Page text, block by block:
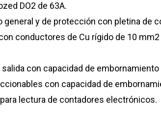
DO2 de 63A.
general y de protección con pletina de
conductores de Cu rígido de 10
salida con capacidad de
con capacidad de
lectura de contadores electrónicos.